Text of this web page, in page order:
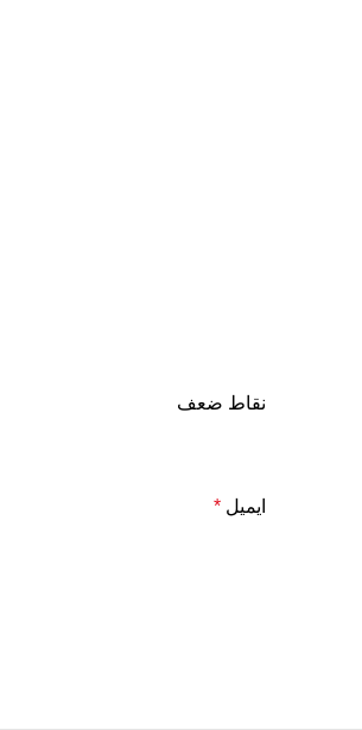
نقاط ضعف
ایمیل *